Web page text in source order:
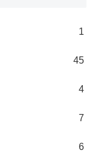
1
45
4
7
6